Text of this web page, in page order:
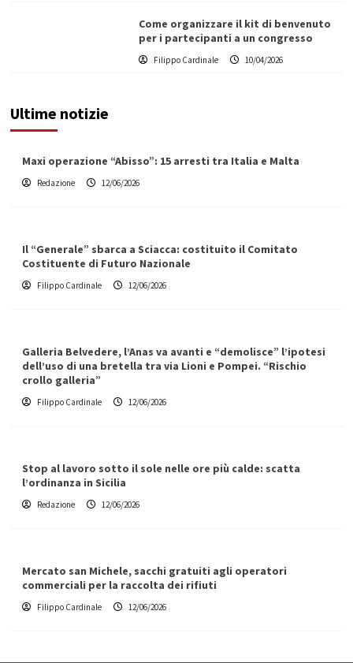
Come organizzare il kit di benvenuto
per i partecipanti a un congresso
Filippo Cardinale 10/04/2026
Ultime notizie
Maxi operazione “Abisso”: 15 arresti tra Italia e Malta
Redazione 12/06/2026
Il “Generale” sbarca a Sciacca: costituito il Comitato
Costituente di Futuro Nazionale
Filippo Cardinale 12/06/2026
Galleria Belvedere, l’Anas va avanti e “demolisce” l’ipotesi
dell’uso di una bretella tra via Lioni e Pompei. “Rischio
crollo galleria”
Filippo Cardinale 12/06/2026
Stop al lavoro sotto il sole nelle ore più calde: scatta
l’ordinanza in Sicilia
Redazione 12/06/2026
Mercato san Michele, sacchi gratuiti agli operatori
commerciali per la raccolta dei rifiuti
Filippo Cardinale 12/06/2026